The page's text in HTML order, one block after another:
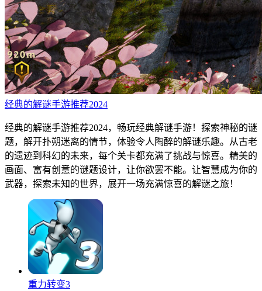
经典的解谜手游推荐2024
经典的解谜手游推荐2024，畅玩经典解谜手游！探索神秘的谜
题，解开扑朔迷离的情节，体验令人陶醉的解谜乐趣。从古老
的遗迹到科幻的未来，每个关卡都充满了挑战与惊喜。精美的
画面、富有创意的谜题设计，让你欲罢不能。让智慧成为你的
武器，探索未知的世界，展开一场充满惊喜的解谜之旅！
重力转变3